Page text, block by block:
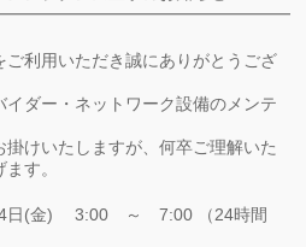
利用いただき誠にありがとうござ
ダー・ネットワーク設備のメンテ
けいたしますが、何卒ご理解いた
す。
日(金) 3:00 ～ 7:00 （24時間